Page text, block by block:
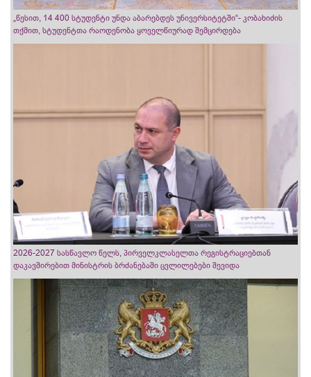
„წესით, 14 400 სტუდენტი უნდა აბარებდეს უნივერსიტეტში“- კობახიძის
თქმით, სტუდენტთა რაოდენობა ყოველწიურად შემცირდება
2026-2027 სასწავლო წელს, პირველკლასელთა რეგისტრაციებთან
დაკავშირებით მინისტრის ბრძანებაში ცვლილებები შევიდა